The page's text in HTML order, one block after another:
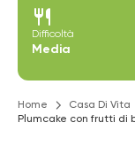
restaurant
Difficoltà
Media
Home Casa Di Vita
Plumcake con frutti di